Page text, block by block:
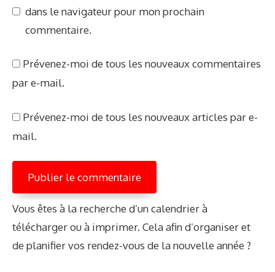
l
e
b
dans le navigateur pour mon prochain
commentaire.
Prévenez-moi de tous les nouveaux commentaires
par e-mail.
Prévenez-moi de tous les nouveaux articles par e-
mail.
Vous êtes à la recherche d’un calendrier à
télécharger ou à imprimer. Cela afin d’organiser et
de planifier vos rendez-vous de la nouvelle année ?